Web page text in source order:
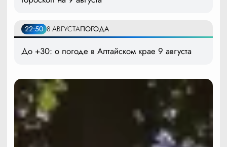
22:50 8 АВГУСТАПОГОДА
До +30: о погоде в Алтайском крае 9 августа